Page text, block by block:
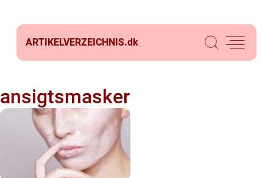
ARTIKELVERZEICHNIS.dk
ansigtsmasker